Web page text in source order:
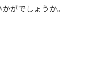
がでしょうか。